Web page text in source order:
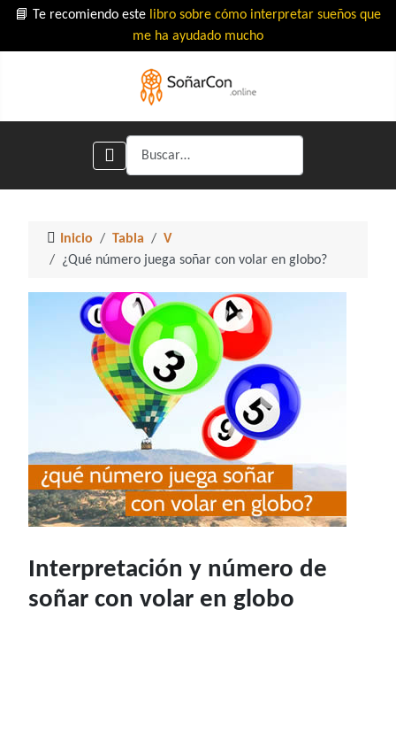
📘 Te recomiendo este libro sobre cómo interpretar sueños que
me ha ayudado mucho
Buscar
Inicio Tabla
V
¿Qué número juega soñar con volar en globo?
Interpretación y número de
soñar con volar en globo